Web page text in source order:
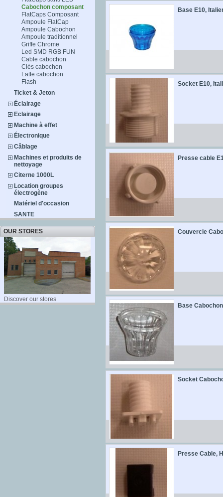
Cabochon composant
FlatCaps Composant
Ampoule FlatCap
Ampoule Cabochon
Ampoule traditionnel
Griffe Chrome
Led SMD RGB FUN
Cable cabochon
Clés cabochon
Latte cabochon
Flash
Ticket & Jeton
Éclairage
Eclairage
Machine à effet
Électronique
Câblage
Machines et produits de
nettoyage
Citerne 1000L
Location groupes
électrogène
Matériel d'occasion
SANTE
OUR STORES
Discover our stores
Base E10,
Socket E10,
Presse cable
Couvercle
Base
Socket
Presse Cable,